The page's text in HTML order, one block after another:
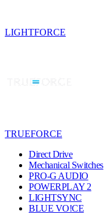
LIGHTFORCE
TRUEFORCE
Direct Drive
Mechanical Switches
PRO-G AUDIO
POWERPLAY 2
LIGHTSYNC
BLUE VO!CE